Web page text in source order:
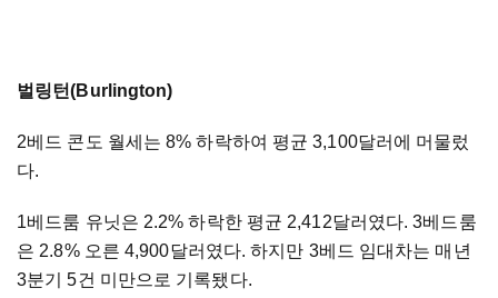
벌링턴(Burlington)
2베드 콘도 월세는 8% 하락하여 평균 3,100달러에 머물렀
다.
1베드룸 유닛은 2.2% 하락한 평균 2,412달러였다. 3베드룸
은 2.8% 오른 4,900달러였다. 하지만 3베드 임대차는 매년
3분기 5건 미만으로 기록됐다.